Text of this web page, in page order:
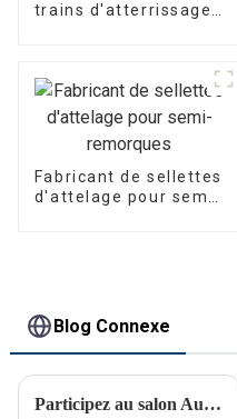
trains d'atterrissage
Fabricant de sellettes
d'attelage pour semi-
Blog Connexe
Participez au salon Automechanika de Shanghai